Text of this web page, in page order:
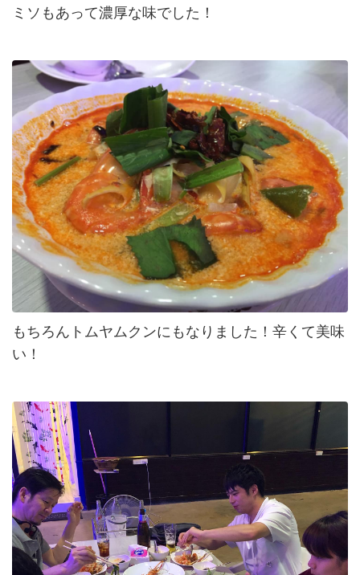
ミソもあって濃厚な味でした！
もちろんトムヤムクンにもなりました！辛くて美味
い！